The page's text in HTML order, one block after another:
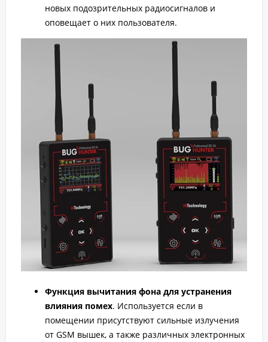
новых подозрительных радиосигналов и
оповещает о них пользователя.
Функция вычитания фона для устранения
влияния помех. Используется если в
помещении присутствуют сильные излучения
от GSM вышек, а также различных электронных